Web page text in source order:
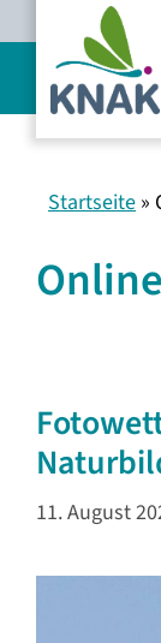
Inhalt
springen
Startseite »
11. August